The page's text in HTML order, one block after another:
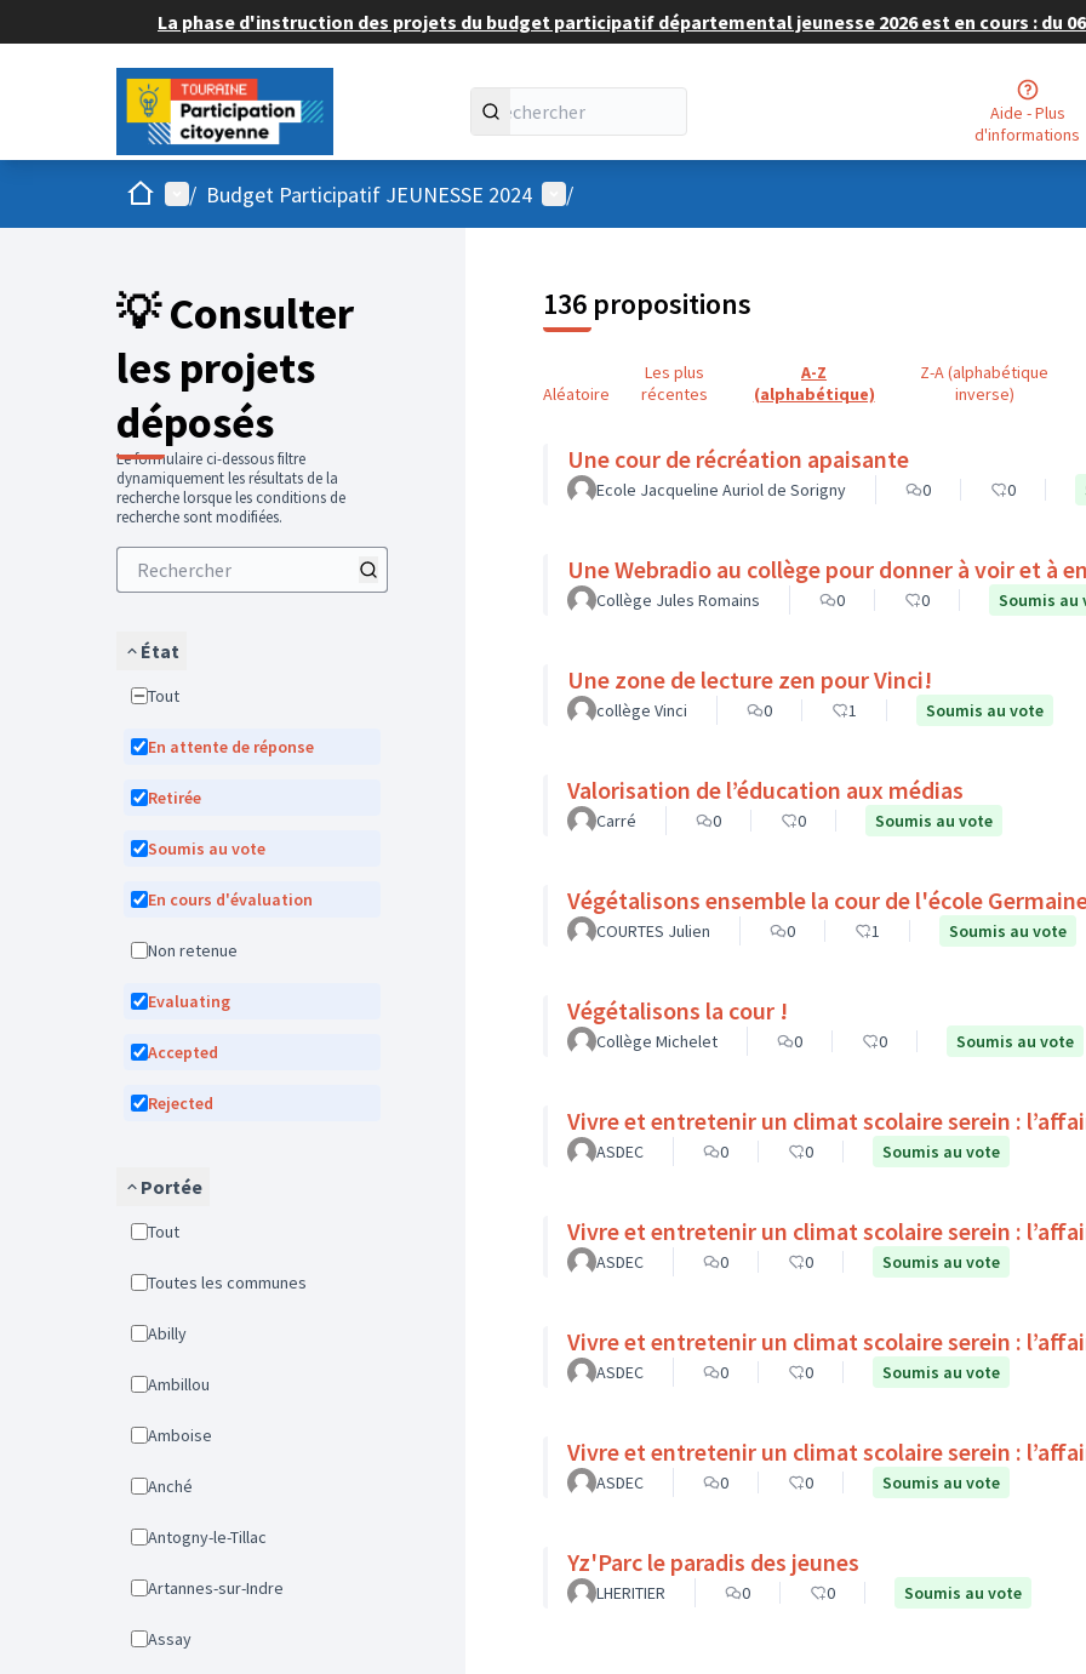
La phase d'instruction des projets du budget participatif départemental jeunesse 2026 est en cours : du
Aide - Plus
d'informations
AccueilMenu principal
/ Budget Participatif JEUNESSE 2024 Menu utilisateur
/
💡 Consulter
les projets
déposés
Le formulaire ci-dessous filtre
dynamiquement les résultats de la
recherche lorsque les conditions de
recherche sont modifiées.
État
Tout
En attente de réponse
Retirée
Soumis au vote
En cours d'évaluation
Non retenue
Evaluating
Accepted
Rejected
Portée
Tout
Toutes les communes
Abilly
Ambillou
Amboise
Anché
Antogny-le-Tillac
Artannes-sur-Indre
Assay
136 propositions
Aléatoire
Les plus
récentes
A-Z
(alphabétique)
Z-A (alphabétique
inverse)
Une cour de récréation apaisante
Ecole Jacqueline Auriol de Sorigny 0 0
Une Webradio au collège pour donner à voir et à
Collège Jules Romains 0 0 Soumis au
Une zone de lecture zen pour Vinci!
collège Vinci 0 1 Soumis au vote
Valorisation de l’éducation aux médias
Carré 0 0 Soumis au vote
Végétalisons ensemble la cour de l'école
COURTES Julien 0 1 Soumis au vote
Végétalisons la cour !
Collège Michelet 0 0 Soumis au vote
Vivre et entretenir un climat scolaire serein :
ASDEC 0 0 Soumis au vote
Vivre et entretenir un climat scolaire serein :
ASDEC 0 0 Soumis au vote
Vivre et entretenir un climat scolaire serein :
ASDEC 0 0 Soumis au vote
Vivre et entretenir un climat scolaire serein :
ASDEC 0 0 Soumis au vote
Yz'Parc le paradis des jeunes
LHERITIER 0 0 Soumis au vote